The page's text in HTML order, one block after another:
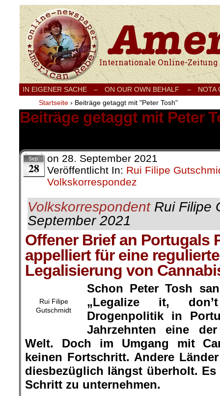
Internationale Onlinezeitung für Frieden,
IN EIGENER SACHE – ON OUR OWN BEHALF –
NOTA
Startseite › Beiträge getaggt mit "Peter Tosh"
Beiträge getaggt mit Peter
Sep.
28
on 28. September 2021
Veröffentlicht In: Rui Filipe
Volkskorrespondez
VolkskorrespondentRui Filipe
September 2021
Offener Brief an Portugals
appelliert für eine regulierte
Legalisierung von
Rui Filipe
Gutschmidt
Schon Peter Tosh
„Legalize it,
Drogenpolitik in
Jahrzehnten eine
Welt. Doch im Umgang mit
keinen Fortschritt. Andere
diesbezüglich längst überholt.
Schritt zu unternehmen.